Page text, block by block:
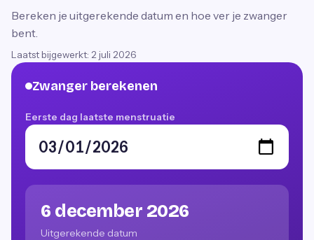
Bereken je uitgerekende datum en hoe ver je zwanger
bent.
Laatst bijgewerkt: 2 juli 2026
Zwanger berekenen
Eerste dag laatste menstruatie
6 december 2026
Uitgerekende datum